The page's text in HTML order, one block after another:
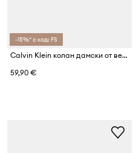
-15%* с код: FS
Calvin Klein колан дамски от велур
59,90 €